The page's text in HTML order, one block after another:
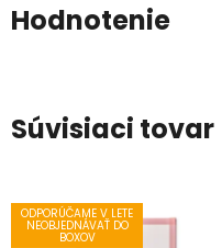
Hodnotenie
Súvisiaci tovar
ODPORÚČAME V LETE
NEOBJEDNÁVAŤ DO
BOXOV